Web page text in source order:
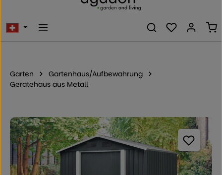
Du hast 0
Garten
Gartenhaus/Aufbewahrung
Gerätehaus aus Metall
Bildergalerie überspringen